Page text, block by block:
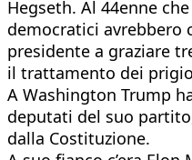
Hegseth. Al 44enne
democratici avrebbero
presidente a graziare
il trattamento dei
A Washington Trump
deputati del suo
dalla Costituzione.